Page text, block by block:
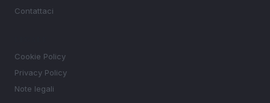
Contattaci
Cookie Policy
Privacy Policy
Note legali